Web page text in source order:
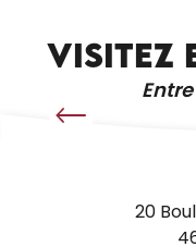
VISITEZ
20